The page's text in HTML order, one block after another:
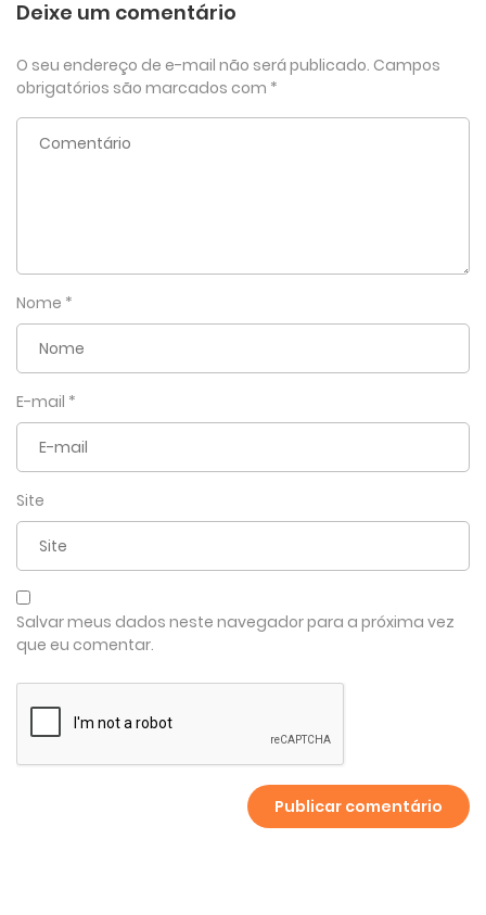
Deixe um comentário
O seu endereço de e-mail não será publicado. Campos
obrigatórios são marcados com *
Nome *
E-mail *
Site
Salvar meus dados neste navegador para a próxima vez
que eu comentar.